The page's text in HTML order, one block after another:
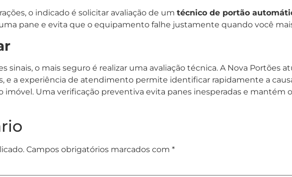
o indicado é solicitar avaliação de um técnico de portão
pane e evita que o equipamento falhe justamente quando você
sinais, o mais seguro é realizar uma avaliação técnica. A Nova Portões
e a experiência de atendimento permite identificar rapidamente a
imóvel. Uma verificação preventiva evita panes inesperadas e
Campos obrigatórios marcados com *